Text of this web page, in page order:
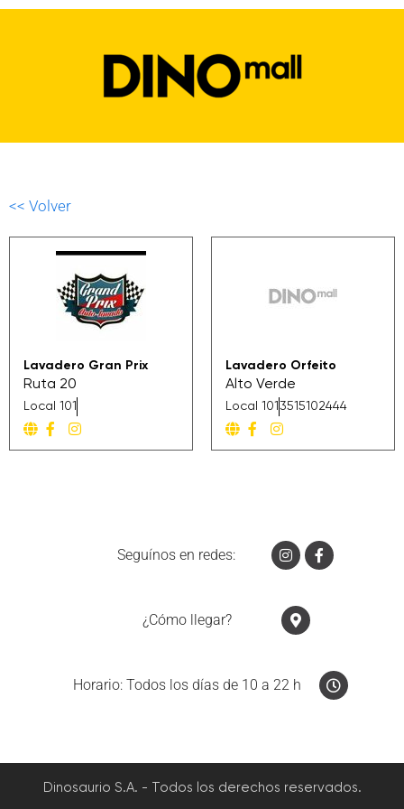
<< Volver
Lavadero Gran Prix
Ruta 20
Local 101
Lavadero Orfeito
Alto Verde
Local 101 3515102444
Seguínos en redes:
¿Cómo llegar?
Horario: Todos los días de 10 a 22 h
Dinosaurio S.A. - Todos los derechos reservados.